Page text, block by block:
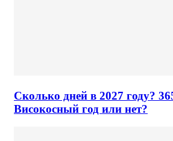
Сколько дней в 2027 году?
Високосный год или нет?